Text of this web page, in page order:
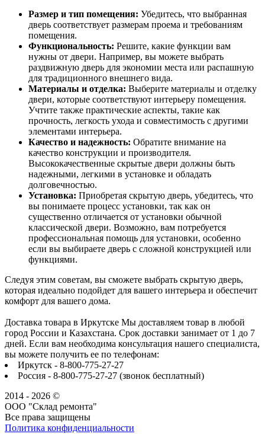
Размер и тип помещения: Убедитесь, что выбранная
дверь соответствует размерам проема и требованиям
помещения.
Функциональность: Решите, какие функции вам
нужны от двери. Например, вы можете выбрать
раздвижную дверь для экономии места или распашную
для традиционного внешнего вида.
Материалы и отделка: Выберите материалы и отделку
двери, которые соответствуют интерьеру помещения.
Учтите также практические аспекты, такие как
прочность, легкость ухода и совместимость с другими
элементами интерьера.
Качество и надежность: Обратите внимание на
качество конструкции и производителя.
Высококачественные скрытые двери должны быть
надежными, легкими в установке и обладать
долговечностью.
Установка: Приобретая скрытую дверь, убедитесь, что
вы понимаете процесс установки, так как он
существенно отличается от установки обычной
классической двери. Возможно, вам потребуется
профессиональная помощь для установки, особенно
если вы выбираете дверь с сложной конструкцией или
функциями.
Следуя этим советам, вы сможете выбрать скрытую дверь,
которая идеально подойдет для вашего интерьера и обеспечит
комфорт для вашего дома.
Доставка товара в Иркутске Мы доставляем товар в любой
город России и Казахстана. Срок доставки занимает от 1 до 7
дней. Если вам необходима консультация нашего специалиста,
вы можете получить ее по телефонам:
Иркутск - 8-800-775-27-27
Россия - 8-800-775-27-27 (звонок бесплатный)
2014 - 2026 ©
ООО "Склад ремонта"
Все права защищены
Политика конфиденциальности